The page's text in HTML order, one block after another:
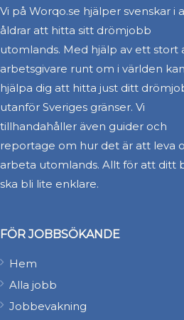
Vi på Worqo.se hjälper svenskar i
åldrar att hitta sitt drömjobb
utomlands. Med hjälp av ett stort
arbetsgivare runt om i världen
hjälpa dig att hitta just ditt
utanför Sveriges gränser. Vi
tillhandahåller även guider och
reportage om hur det är att leva
arbeta utomlands. Allt för att ditt
ska bli lite enklare.
FÖR JOBBSÖKANDE
Hem
Alla jobb
Jobbevakning